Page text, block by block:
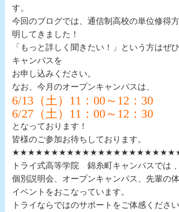
す。
今回のブログでは、通信制高校の単位修得
明してきました！
「もっと詳しく聞きたい！」という方はぜ
キャンパスを
お申し込みください。
なお、今月のオープンキャンパスは、
6/13（土）11：00～12：30
6/27（土）11：00～12：30
となっております！
皆様のご参加お待ちしております。
トライ式高等学院 錦糸町キャンパスでは 、
個別説明会、オープンキャンパス、先輩の
イベントをおこなっています。
トライならではのサポートをご体感くださ